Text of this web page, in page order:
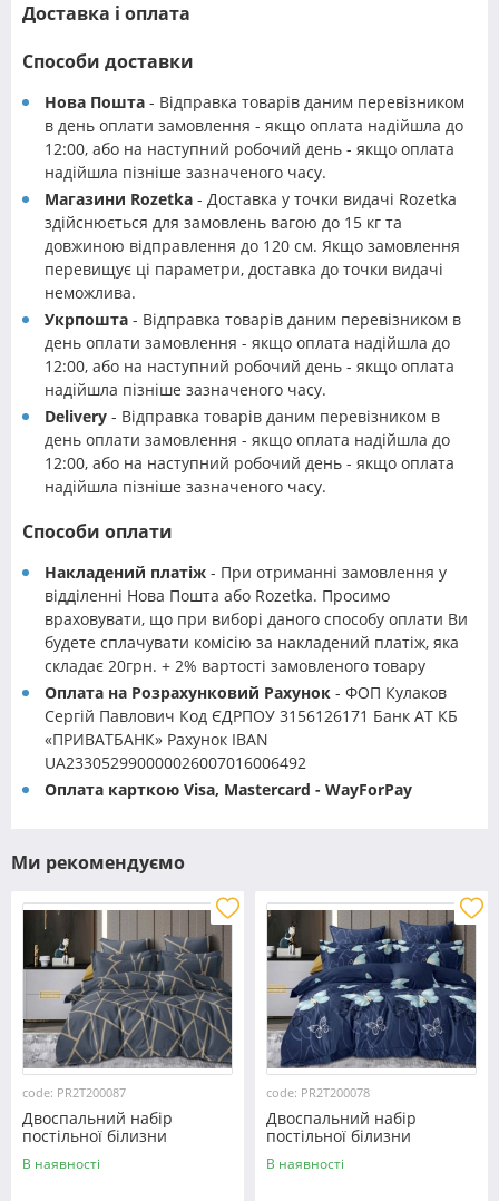
Доставка і оплата
Способи доставки
Нова Пошта - Відправка товарів даним перевізником
в день оплати замовлення - якщо оплата надійшла до
12:00, або на наступний робочий день - якщо оплата
надійшла пізніше зазначеного часу.
Магазини Rozetka - Доставка у точки видачі Rozetka
здійснюється для замовлень вагою до 15 кг та
довжиною відправлення до 120 см. Якщо замовлення
перевищує ці параметри, доставка до точки видачі
неможлива.
Укрпошта - Відправка товарів даним перевізником в
день оплати замовлення - якщо оплата надійшла до
12:00, або на наступний робочий день - якщо оплата
надійшла пізніше зазначеного часу.
Delivery - Відправка товарів даним перевізником в
день оплати замовлення - якщо оплата надійшла до
12:00, або на наступний робочий день - якщо оплата
надійшла пізніше зазначеного часу.
Способи оплати
Накладений платіж - При отриманні замовлення у
відділенні Нова Пошта або Rozetka. Просимо
враховувати, що при виборі даного способу оплати Ви
будете сплачувати комісію за накладений платіж, яка
складає 20грн. + 2% вартості замовленого товару
Оплата на Розрахунковий Рахунок - ФОП Кулаков
Сергій Павлович Код ЄДРПОУ 3156126171 Банк АТ КБ
«ПРИВАТБАНК» Рахунок IBAN
UA233052990000026007016006492
Оплата карткою Visa, Mastercard - WayForPay
Ми рекомендуємо
code: PR2T200087
Двоспальний набір
постільної білизни
180*220 із полікотону
№200087 Черешенька™
В наявності
code: PR2T200078
Двоспальний набір
постільної білизни
180*220 із полікотону
№200078 Черешенька™
В наявності